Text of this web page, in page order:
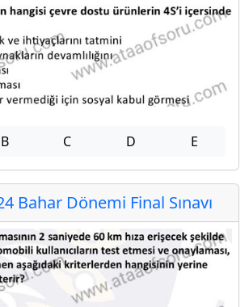
B C D E
Bahar Dönemi Final Sınavı